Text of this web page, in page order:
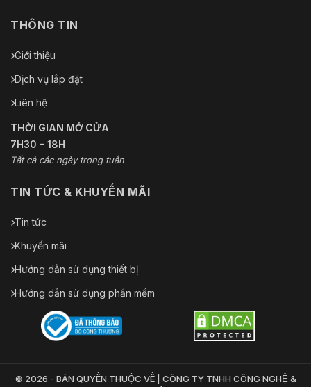
THÔNG TIN
Giới thiệu
Dịch vụ lắp đặt
Liên hệ
THỜI GIAN MỞ CỬA
7H30 - 18H
Tất cả các ngày trong tuần
TIN TỨC & KHUYẾN MÃI
Tin tức
Khuyến mãi
Hướng dẫn sử dụng thiết bị
Hướng dẫn sử dụng phần mềm
© 2026 - BẢN QUYỀN THUỘC VỀ | CÔNG TY TNHH CÔNG NGHỆ &